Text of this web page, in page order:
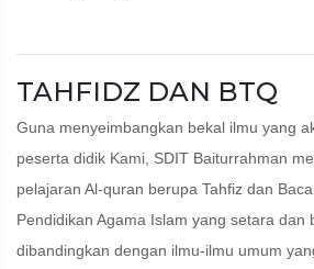
TAHFIDZ DAN BTQ
Guna menyeimbangkan bekal ilmu yang
peserta didik Kami, SDIT Baiturrahman
pelajaran Al-quran berupa Tahfiz dan
Pendidikan Agama Islam yang setara dan
dibandingkan dengan ilmu-ilmu umum